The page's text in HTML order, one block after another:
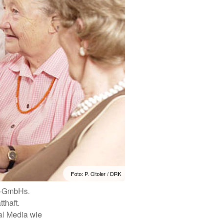
Foto: P. Citoler / DRK
Media wie